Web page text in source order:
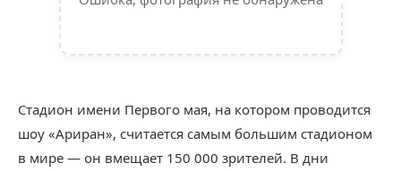
Стадион имени Первого мая, на котором проводится
шоу «Ариран», считается самым большим стадионом
в мире — он вмещает 150 000 зрителей. В дни